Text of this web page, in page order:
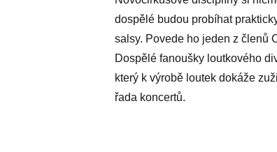
dospělé budou probíhat
salsy. Povede ho jeden z členů
Dospělé fanoušky loutkového
který k výrobě loutek dokáže
řada koncertů.